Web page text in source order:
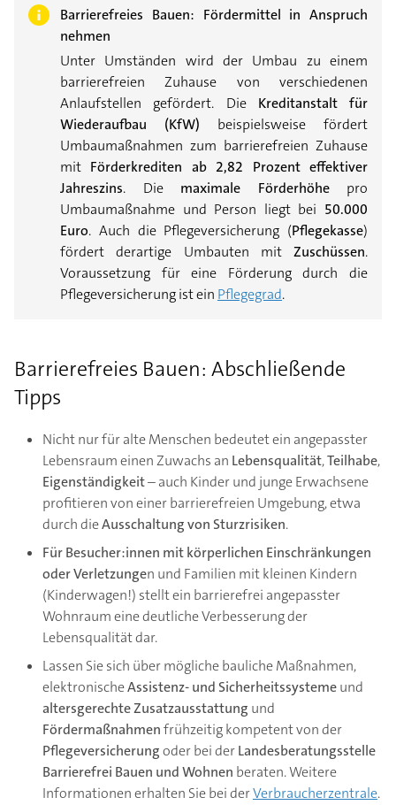
Barrierefreies Bauen: Fördermittel in Anspruch
nehmen
Unter Umständen wird der Umbau zu einem
barrierefreien Zuhause von verschiedenen
Anlaufstellen gefördert. Die Kreditanstalt für
Wiederaufbau (KfW) beispielsweise fördert
Umbaumaßnahmen zum barrierefreien Zuhause
mit Förderkrediten ab 2,82 Prozent effektiver
Jahreszins. Die maximale Förderhöhepro
Umbaumaßnahme und Person liegt bei 50.000
Euro. Auch die Pflegeversicherung (Pflegekasse)
fördert derartige Umbauten mit Zuschüssen.
Voraussetzung für eine Förderung durch die
Pflegeversicherung ist ein Pflegegrad.
Barrierefreies Bauen: Abschließende
Tipps
Nicht nur für alte Menschen bedeutet ein angepasster
Lebensraum einen Zuwachs an Lebensqualität,Teilhabe,
Eigenständigkeit– auch Kinder und junge Erwachsene
profitieren von einer barrierefreien Umgebung, etwa
durch dieAusschaltung von Sturzrisiken.
Für Besucher:innen mit körperlichen Einschränkungen
oder Verletzungen und Familien mit kleinen Kindern
(Kinderwagen!) stellt ein barrierefrei angepasster
Wohnraum eine deutliche Verbesserung der
Lebensqualität dar.
Lassen Sie sich über mögliche bauliche Maßnahmen,
elektronischeAssistenz- und Sicherheitssystemeund
altersgerechte Zusatzausstattung und
Fördermaßnahmenfrühzeitig kompetent von der
Pflegeversicherungoder bei derLandesberatungsstelle
Barrierefrei Bauen und Wohnen beraten. Weitere
Informationen erhalten Sie bei derVerbraucherzentrale.